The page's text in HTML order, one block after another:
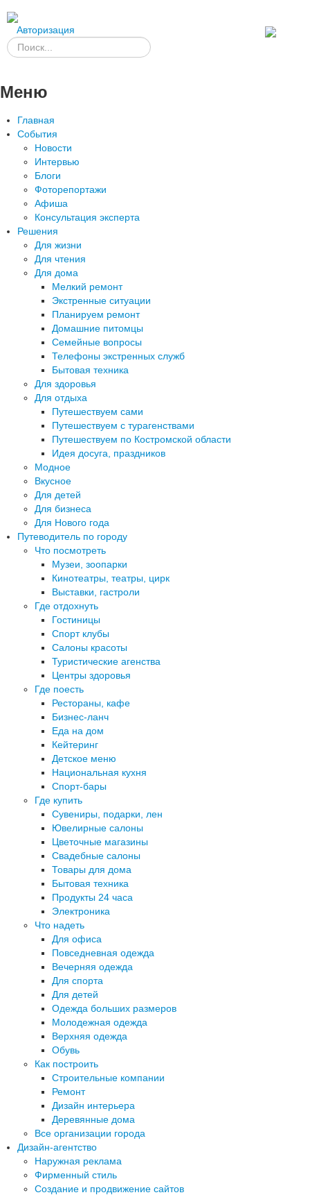
Авторизация
Меню
Главная
События
Новости
Интервью
Блоги
Фоторепортажи
Афиша
Консультация эксперта
Решения
Для жизни
Для чтения
Для дома
Мелкий ремонт
Экстренные ситуации
Планируем ремонт
Домашние питомцы
Семейные вопросы
Телефоны экстренных служб
Бытовая техника
Для здоровья
Для отдыха
Путешествуем сами
Путешествуем с турагенствами
Путешествуем по Костромской области
Идея досуга, праздников
Модное
Вкусное
Для детей
Для бизнеса
Для Нового года
Путеводитель по городу
Что посмотреть
Музеи, зоопарки
Кинотеатры, театры, цирк
Выставки, гастроли
Где отдохнуть
Гостиницы
Спорт клубы
Салоны красоты
Туристические агенства
Центры здоровья
Где поесть
Рестораны, кафе
Бизнес-ланч
Еда на дом
Кейтеринг
Детское меню
Национальная кухня
Спорт-бары
Где купить
Сувениры, подарки, лен
Ювелирные салоны
Цветочные магазины
Свадебные салоны
Товары для дома
Бытовая техника
Продукты 24 часа
Электроника
Что надеть
Для офиса
Повседневная одежда
Вечерняя одежда
Для спорта
Для детей
Одежда больших размеров
Молодежная одежда
Верхняя одежда
Обувь
Как построить
Строительные компании
Ремонт
Дизайн интерьера
Деревянные дома
Все организации города
Дизайн-агентство
Наружная реклама
Фирменный стиль
Создание и продвижение сайтов